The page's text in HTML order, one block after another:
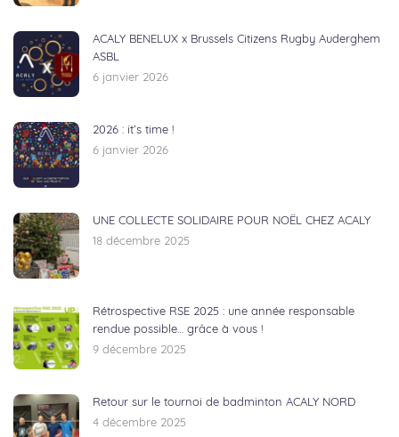
ACALY BENELUX x Brussels Citizens Rugby Auderghem
ASBL
6 janvier 2026
2026 : it’s time !
6 janvier 2026
UNE COLLECTE SOLIDAIRE POUR NOËL CHEZ ACALY
18 décembre 2025
Rétrospective RSE 2025 : une année responsable
rendue possible… grâce à vous !
9 décembre 2025
Retour sur le tournoi de badminton ACALY NORD
4 décembre 2025